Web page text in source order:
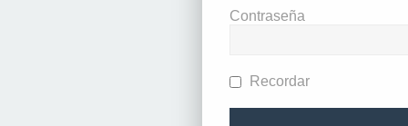
Contraseña
Recordar